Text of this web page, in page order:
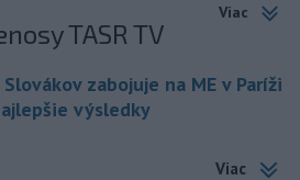
Viac
TASR TV
zabojuje na ME v Paríži
výsledky
Viac